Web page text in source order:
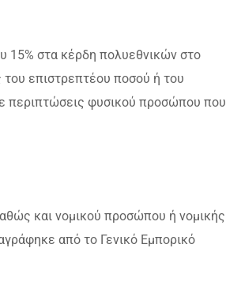
15% στα κέρδη πολυεθνικών στο
επιστρεπτέου ποσού ή του
περιπτώσεις φυσικού προσώπου που
και νομικού προσώπου ή νομικής
από το Γενικό Εμπορικό